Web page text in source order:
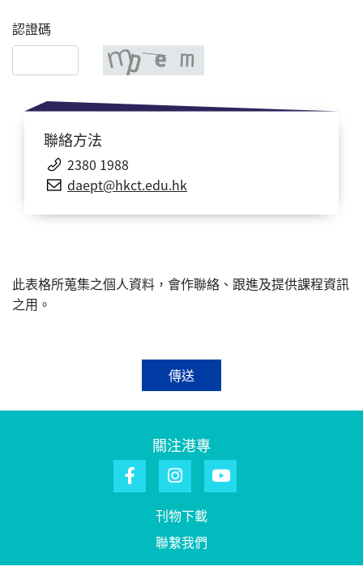
認證碼
聯絡方法
2380 1988
daept@hkct.edu.hk
此表格所蒐集之個人資料，會作聯絡、跟進及提供課程資訊
之用。
傳送
關注港專
刊物下載
聯繫我們